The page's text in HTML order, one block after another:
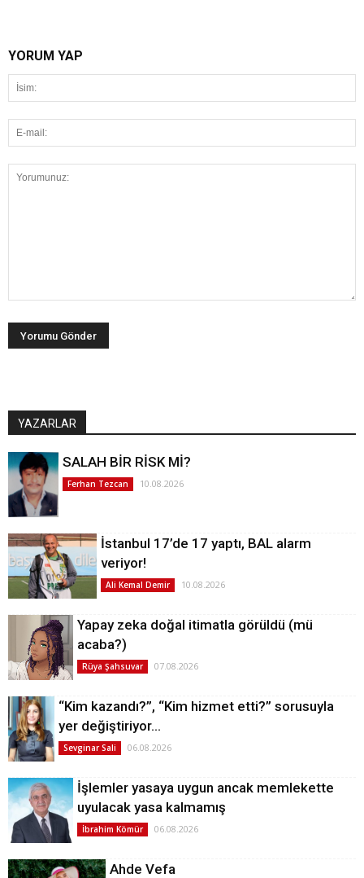
YORUM YAP
YAZARLAR
SALAH BİR RİSK Mİ?
Ferhan Tezcan 10.08.2026
İstanbul 17’de 17 yaptı, BAL alarm
veriyor!
Ali Kemal Demir 10.08.2026
Yapay zeka doğal itimatla görüldü (mü
acaba?)
Rüya Şahsuvar 07.08.2026
“Kim kazandı?”, “Kim hizmet etti?” sorusuyla
yer değiştiriyor…
Sevginar Sali 06.08.2026
İşlemler yasaya uygun ancak memlekette
uyulacak yasa kalmamış
İbrahim Kömür 06.08.2026
Ahde Vefa